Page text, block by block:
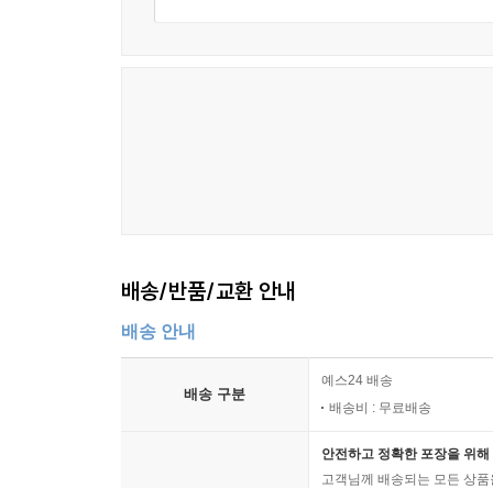
배송/반품/교환 안내
배송 안내
배송 구분
예스24 배송
배송비 : 무료배송
안전하고 정확한 포장을 위
고객님께 배송되는 모든 상